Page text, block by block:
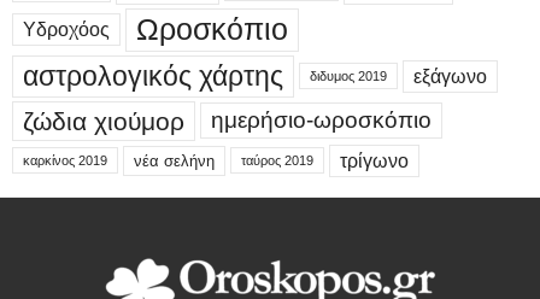
Υδροχόος Ωροσκόπιο
αστρολογικός χάρτης διδυμος 2019 εξάγωνο
ζώδια χιούμορ ημερήσιο-ωροσκόπιο
καρκίνος 2019 νέα σελήνη ταύρος 2019 τρίγωνο